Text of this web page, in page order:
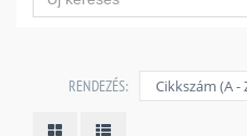
RENDEZÉS: